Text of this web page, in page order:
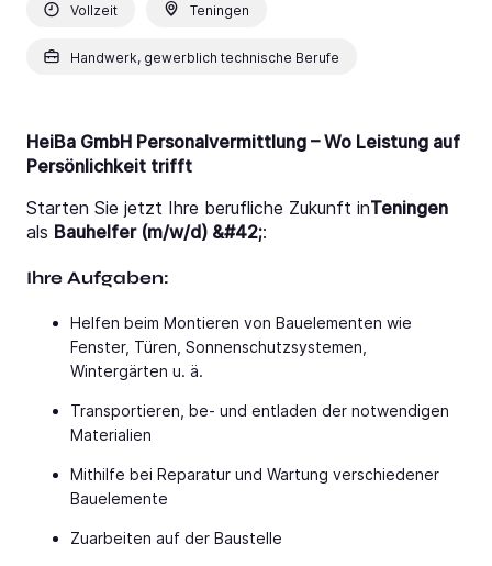
Vollzeit Teningen
Handwerk, gewerblich technische Berufe
HeiBa GmbH Personalvermittlung – Wo Leistung auf
Persönlichkeit trifft
Starten Sie jetzt Ihre berufliche Zukunft inTeningen
als Bauhelfer (m/w/d) &#42;:
Ihre Aufgaben:
Helfen beim Montieren von Bauelementen wie
Fenster, Türen, Sonnenschutzsystemen,
Wintergärten u. ä.
Transportieren, be- und entladen der notwendigen
Materialien
Mithilfe bei Reparatur und Wartung verschiedener
Bauelemente
Zuarbeiten auf der Baustelle